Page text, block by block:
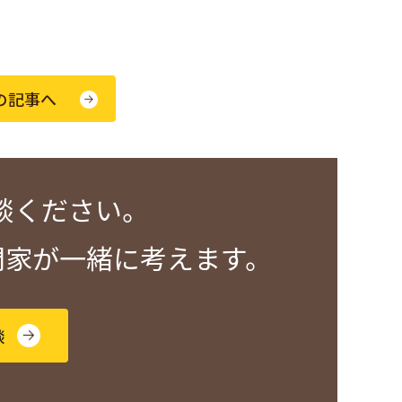
記事へ
ださい。
が一緒に考えます。